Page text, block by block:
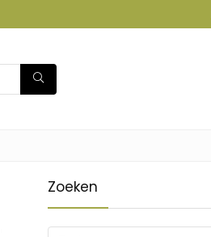
Zoeken